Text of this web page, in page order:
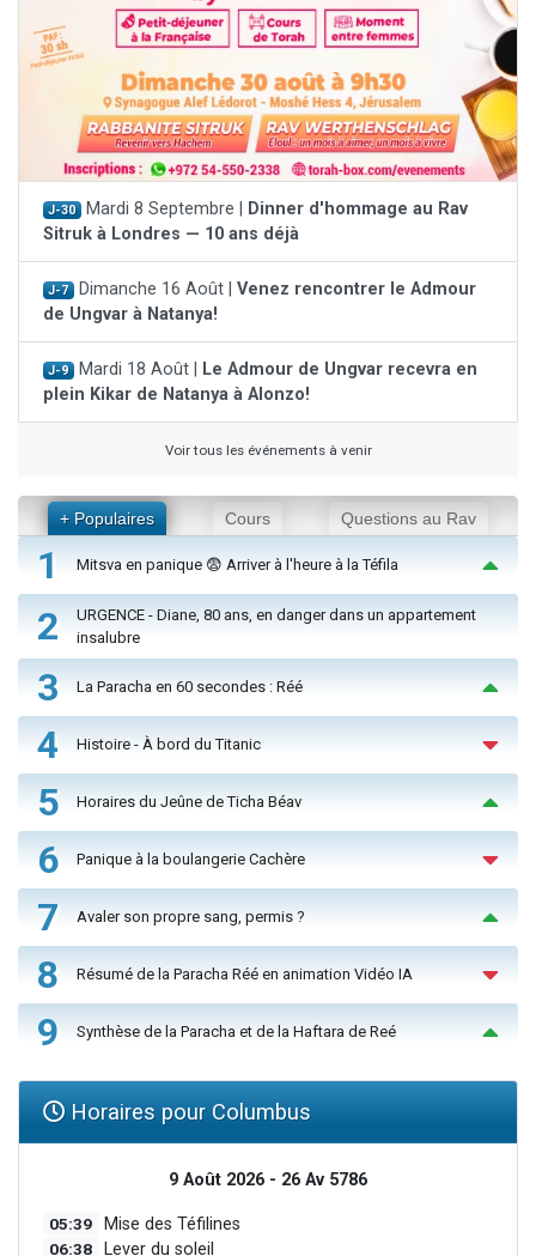
J-30 Mardi 8 Septembre |
Dinner d'hommage au Rav
Sitruk à Londres — 10 ans déjà
J-7 Dimanche 16 Août | Venez rencontrer le Admour
de Ungvar à Natanya!
J-9 Mardi 18 Août |
Le Admour de Ungvar recevra en
plein Kikar de Natanya à Alonzo!
Voir tous les événements à venir
+ Populaires Cours Questions au Rav
1 Mitsva en panique 😨 Arriver à l'heure à la Téfila
2
URGENCE - Diane, 80 ans, en danger dans un appartement
insalubre
3 La Paracha en 60 secondes : Réé
4 Histoire - À bord du Titanic
5 Horaires du Jeûne de Ticha Béav
6 Panique à la boulangerie Cachère
7 Avaler son propre sang, permis ?
8 Résumé de la Paracha Réé en animation Vidéo IA
9 Synthèse de la Paracha et de la Haftara de Reé
Horaires pour Columbus
9 Août 2026 - 26 Av 5786
05:39 Mise des Téfilines
06:38 Lever du soleil